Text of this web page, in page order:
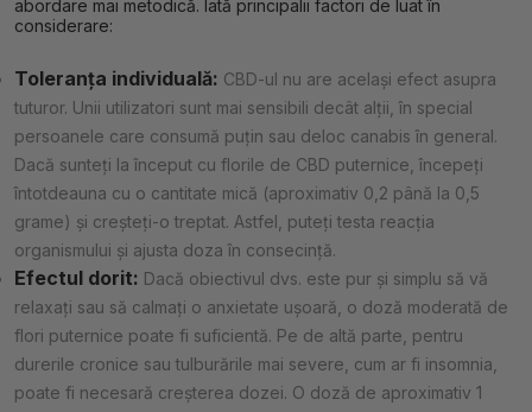
abordare mai metodică. Iată principalii factori de luat în
considerare:
Toleranța individuală: CBD-ul nu are același efect asupra
tuturor. Unii utilizatori sunt mai sensibili decât alții, în special
persoanele care consumă puțin sau deloc canabis în general.
Dacă sunteți la început cu florile de CBD puternice, începeți
întotdeauna cu o cantitate mică (aproximativ 0,2 până la 0,5
grame) și creșteți-o treptat. Astfel, puteți testa reacția
organismului și ajusta doza în consecință.
Efectul dorit: Dacă obiectivul dvs. este pur și simplu să vă
relaxați sau să calmați o anxietate ușoară, o doză moderată de
flori puternice poate fi suficientă. Pe de altă parte, pentru
durerile cronice sau tulburările mai severe, cum ar fi insomnia,
poate fi necesară creșterea dozei. O doză de aproximativ 1